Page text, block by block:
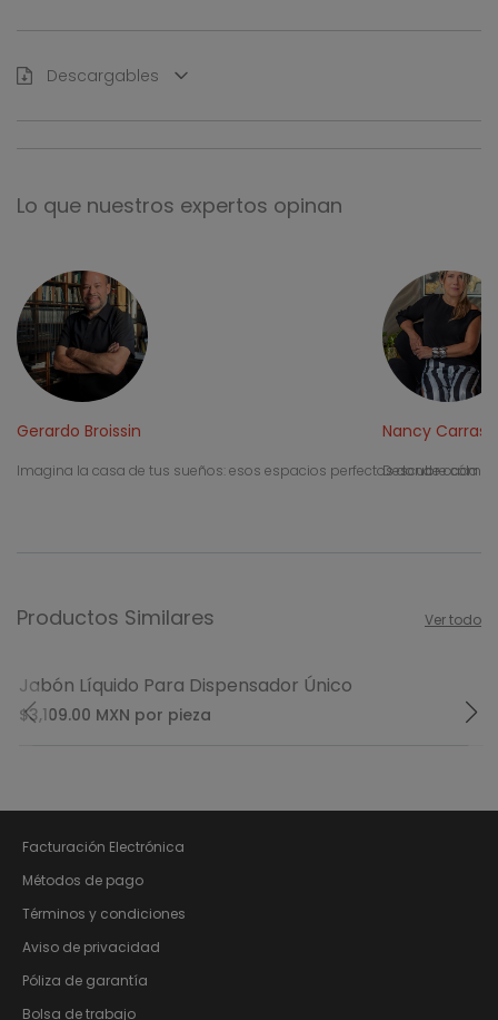
Descargables
Lo que nuestros expertos opinan
Gerardo Broissin
Imagina la casa de tus sueños: esos espacios perfectos donde cada
Nancy
Descubre cómo
Productos Similares Ver todo
Jabón Líquido Para Dispensador Único
$3,109.00 MXN por pieza
Facturación Electrónica
Métodos de pago
Términos y condiciones
Aviso de privacidad
Póliza de garantía
Bolsa de trabajo